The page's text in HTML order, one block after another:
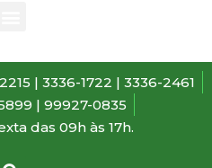
| 3336-1722 | 3336-2461
| 99927-0835
das 09h às 17h.